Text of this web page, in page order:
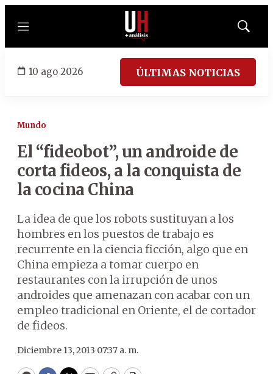
Menú
Mostrar
10 ago 2026 ÚLTIMAS NOTICIAS
Mundo
El “fideobot”, un androide de
corta fideos, a la conquista de
la cocina China
La idea de que los robots sustituyan a los
hombres en los puestos de trabajo es
recurrente en la ciencia ficción, algo que en
China empieza a tomar cuerpo en
restaurantes con la irrupción de unos
androides que amenazan con acabar con un
empleo tradicional en Oriente, el de cortador
de fideos.
Diciembre 13, 2013 07:37 a. m.